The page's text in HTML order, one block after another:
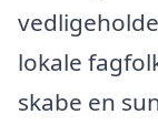
lokale
skabe en